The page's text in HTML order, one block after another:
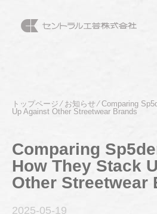
トップページ⁄ お知らせ⁄Comparing
Up Against Other Streetwear Brands
Comparing
How They Stack
Other Streetwear
2025-05-19